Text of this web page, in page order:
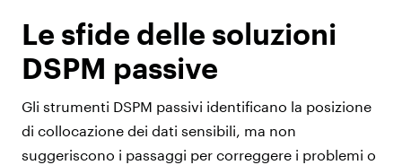
Le sfide delle soluzioni
DSPM passive
Gli strumenti DSPM passivi identificano la posizione
di collocazione dei dati sensibili, ma non
suggeriscono i passaggi per correggere i problemi o